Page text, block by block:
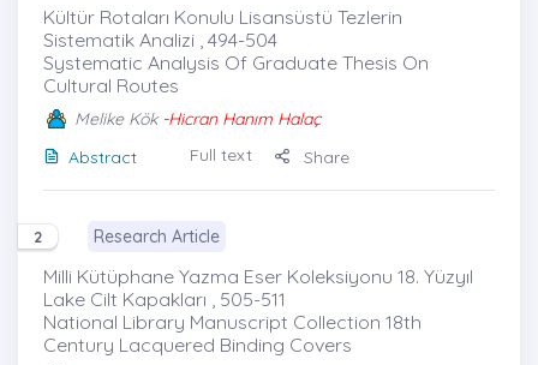
Kültür Rotaları Konulu Lisansüstü Tezlerin
Sistematik Analizi , 494-504
Systematic Analysis Of Graduate Thesis On
Cultural Routes
Melike Kök-Hicran Hanım Halaç
Abstract
Full text Share
2 Research Article
Milli Kütüphane Yazma Eser Koleksiyonu 18. Yüzyıl
Lake Cilt Kapakları , 505-511
National Library Manuscript Collection 18th
Century Lacquered Binding Covers